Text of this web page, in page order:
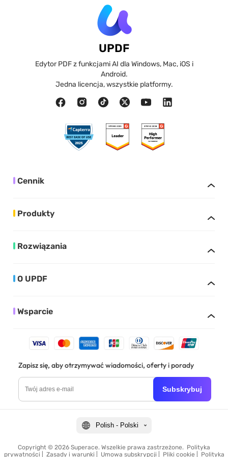
UPDF
Edytor PDF z funkcjami AI dla Windows, Mac, iOS i
Android.
Jedna licencja, wszystkie platformy.
Cennik
Produkty
Rozwiązania
O UPDF
Wsparcie
Zapisz się, aby otrzymywać wiadomości, oferty i porady
Subskrybuj
Polish - Polski
Copyright © 2026 Superace. Wszelkie prawa zastrzeżone. Polityka
prywatności
Zasady i warunki Umowa subskrypcji Pliki cookie Polityka